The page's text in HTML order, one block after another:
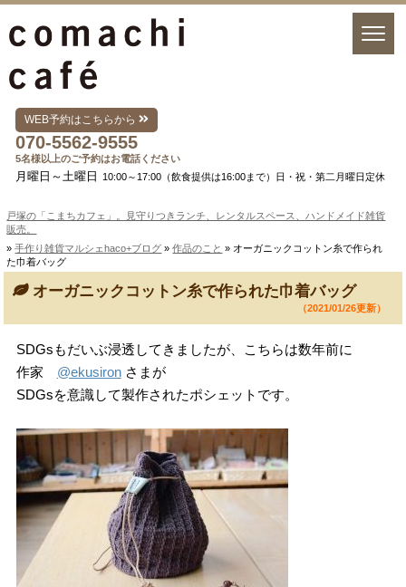
WEB予約はこちらから
070-5562-9555
5名様以上のご予約はお電話ください
月曜日～土曜日 10:00～17:00（飲食提供は16:00まで）日・祝・第二月曜日定休
戸塚の「こまちカフェ」。見守りつきランチ、レンタルスペース、ハンドメイド雑貨
販売。
»手作り雑貨マルシェhaco+ブログ »作品のこと » オーガニックコットン糸で作られ
た巾着バッグ
オーガニックコットン糸で作られた巾着バッグ
（2021/01/26更新）
SDGsもだいぶ浸透してきましたが、こちらは数年前に
作家 @ekusironさまが
SDGsを意識して製作されたポシェットです。